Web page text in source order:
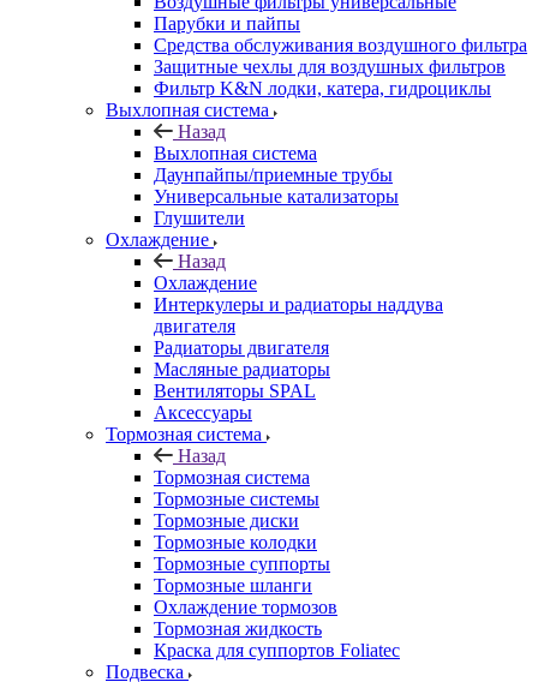
Парубки и пайпы
Средства обслуживания воздушного фильтра
Защитные чехлы для воздушных фильтров
Фильтр K&N лодки, катера, гидроциклы
Выхлопная система
Назад
Выхлопная система
Даунпайпы/приемные трубы
Универсальные катализаторы
Глушители
Охлаждение
Назад
Охлаждение
Интеркулеры и радиаторы наддува
двигателя
Радиаторы двигателя
Масляные радиаторы
Вентиляторы SPAL
Аксессуары
Тормозная система
Назад
Тормозная система
Тормозные системы
Тормозные диски
Тормозные колодки
Тормозные суппорты
Тормозные шланги
Охлаждение тормозов
Тормозная жидкость
Краска для суппортов Foliatec
Подвеска